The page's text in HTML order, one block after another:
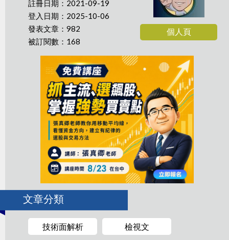
註冊日期：2021-09-19
登入日期：2025-10-06
發表文章：982
被訂閱數：168
個人頁
文章分類
技術面解析 檢視文